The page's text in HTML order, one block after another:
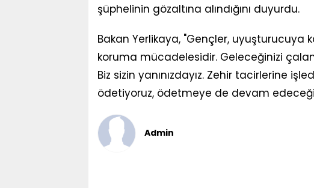
şüphelinin gözaltına alındığını duyurdu.
Bakan Yerlikaya, "Gençler, uyuşturucuya
koruma mücadelesidir. Geleceğinizi
Biz sizin yanınızdayız. Zehir tacirlerine
ödetiyoruz, ödetmeye de devam
Admin